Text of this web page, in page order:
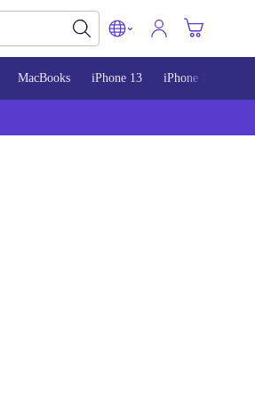
MacBooks iPhone 13 iPhone 14